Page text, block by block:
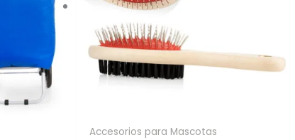
Accesorios para Mascotas